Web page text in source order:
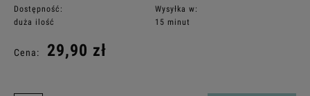
Dostępność:
duża ilość
Wysyłka w:
15 minut
Cena: 29,90 zł